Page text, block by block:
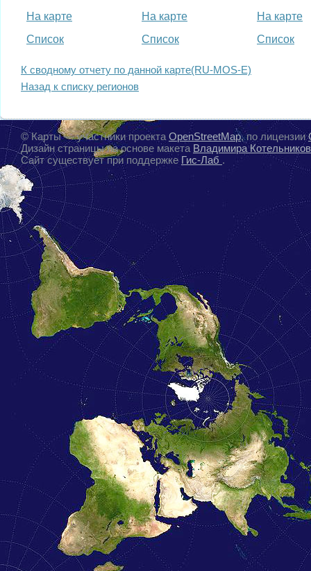
На карте
На карте
На карте
Список
Список Список
К сводному отчету по данной карте(RU-MOS-E)
Назад к списку регионов
© Карты — участники проекта OpenStreetMap, по лицензии
Дизайн страницы на основе макета Владимира
Cайт существует при поддержке Гис-Лаб .